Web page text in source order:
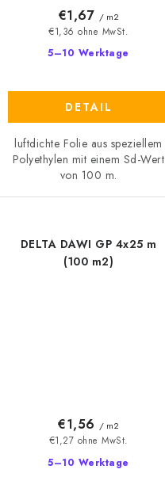
5–10 Werktage
€1,36 ohne MwSt.
€1,67 / m2
DETAIL
luftdichte Folie aus speziellem
Polyethylen mit einem Sd-Wert
von 100 m.
DELTA DAWI GP 4x25 m
(100 m2)
5–10 Werktage
€1,27 ohne MwSt.
€1,56 / m2